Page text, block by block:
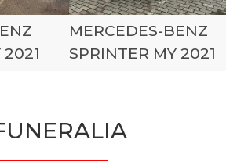
2021
MERCEDES-BENZ
SPRINTER MY 2021